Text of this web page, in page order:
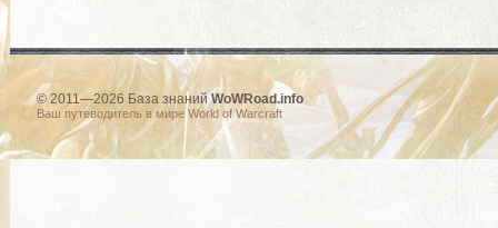
© 2011—2026 База знанийWoWRoad.info
Ваш путеводитель в мире World of Warcraft